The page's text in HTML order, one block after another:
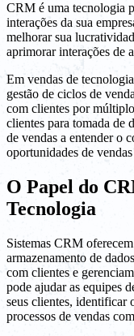
CRM é uma tecnologia
interações da sua
melhorar sua
aprimorar interações de
Em vendas de
gestão de ciclos de
com clientes por
clientes para tomada de
de vendas a entender o
oportunidades de
O Papel do
Tecnologia
Sistemas CRM
armazenamento de
com clientes e
pode ajudar as equipes
seus clientes, identificar
processos de vendas